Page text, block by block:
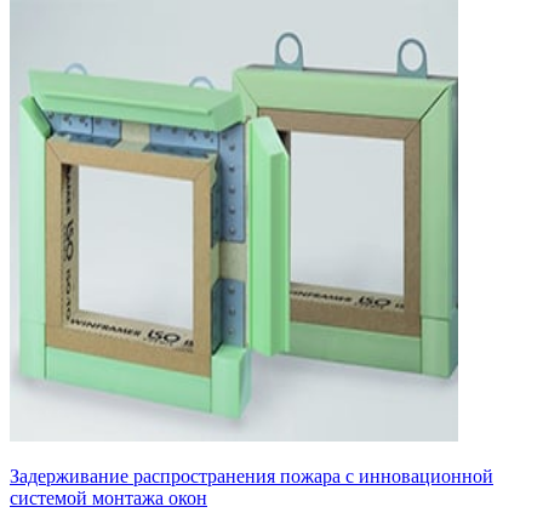
Задерживание распространения пожара с инновационной
системой монтажа окон